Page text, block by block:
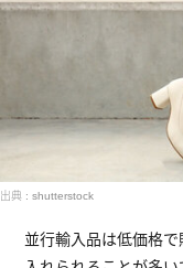
出典 : shutterstock
並行輸入品は低価格